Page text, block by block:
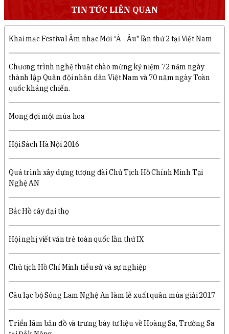
TIN TỨC LIÊN QUAN
Khai mạc Festival Âm nhạc Mới “Á - Âu" lần thứ 2 tại Việt Nam
Chương trình nghệ thuật chào mừng kỷ niệm 72 năm ngày
thành lập Quân đội nhân dân Việt Nam và 70 năm ngày Toàn
quốc kháng chiến.
Mong đợi một mùa hoa
Hội Sách Hà Nội 2016
Quá trình xây dựng tượng đài Chủ Tịch Hồ Chính Minh Tại
Nghệ AN
Bác Hồ cây đại thọ
Hội nghị viết văn trẻ toàn quốc lần thứ IX
Chủ tịch Hồ Chí Minh tiểu sử và sự nghiệp
Câu lạc bộ Sông Lam Nghệ An làm lễ xuất quân mùa giải 2017
Triển lãm bản đồ và trưng bày tư liệu về Hoàng Sa, Trường Sa